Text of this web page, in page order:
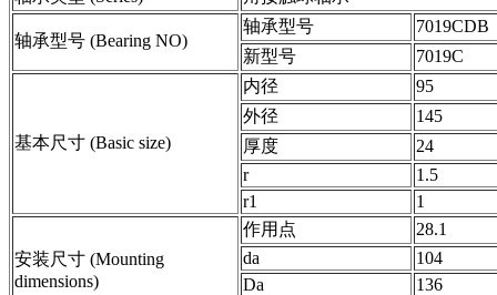
轴承型号 (Bearing NO)
轴承型号
7019CDB
新型号
7019C
基本尺寸 (Basic size)
内径
95
外径
145
厚度
24
r
1.5
r1
1
安装尺寸 (Mounting
dimensions)
作用点
28.1
da
104
Da
136